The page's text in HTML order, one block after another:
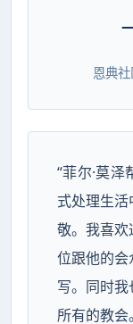
恩典
“菲尔·莫
式处理生
敬。我喜
位跟他的
写。同时
所有的教会